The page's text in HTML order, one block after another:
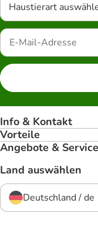
Haustierart
Info & Kontakt
Vorteile
Angebote &
Land auswählen
Deutschland / de